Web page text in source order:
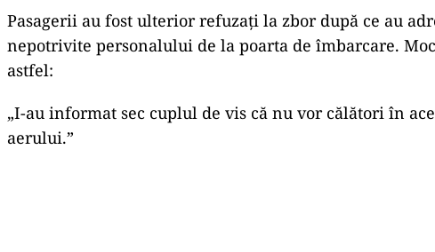
Pasagerii au fost ulterior refuzați la zbor după ce au
nepotrivite personalului de la poarta de îmbarcare.
astfel:
„I-au informat sec cuplul de vis că nu vor călători în
aerului.”